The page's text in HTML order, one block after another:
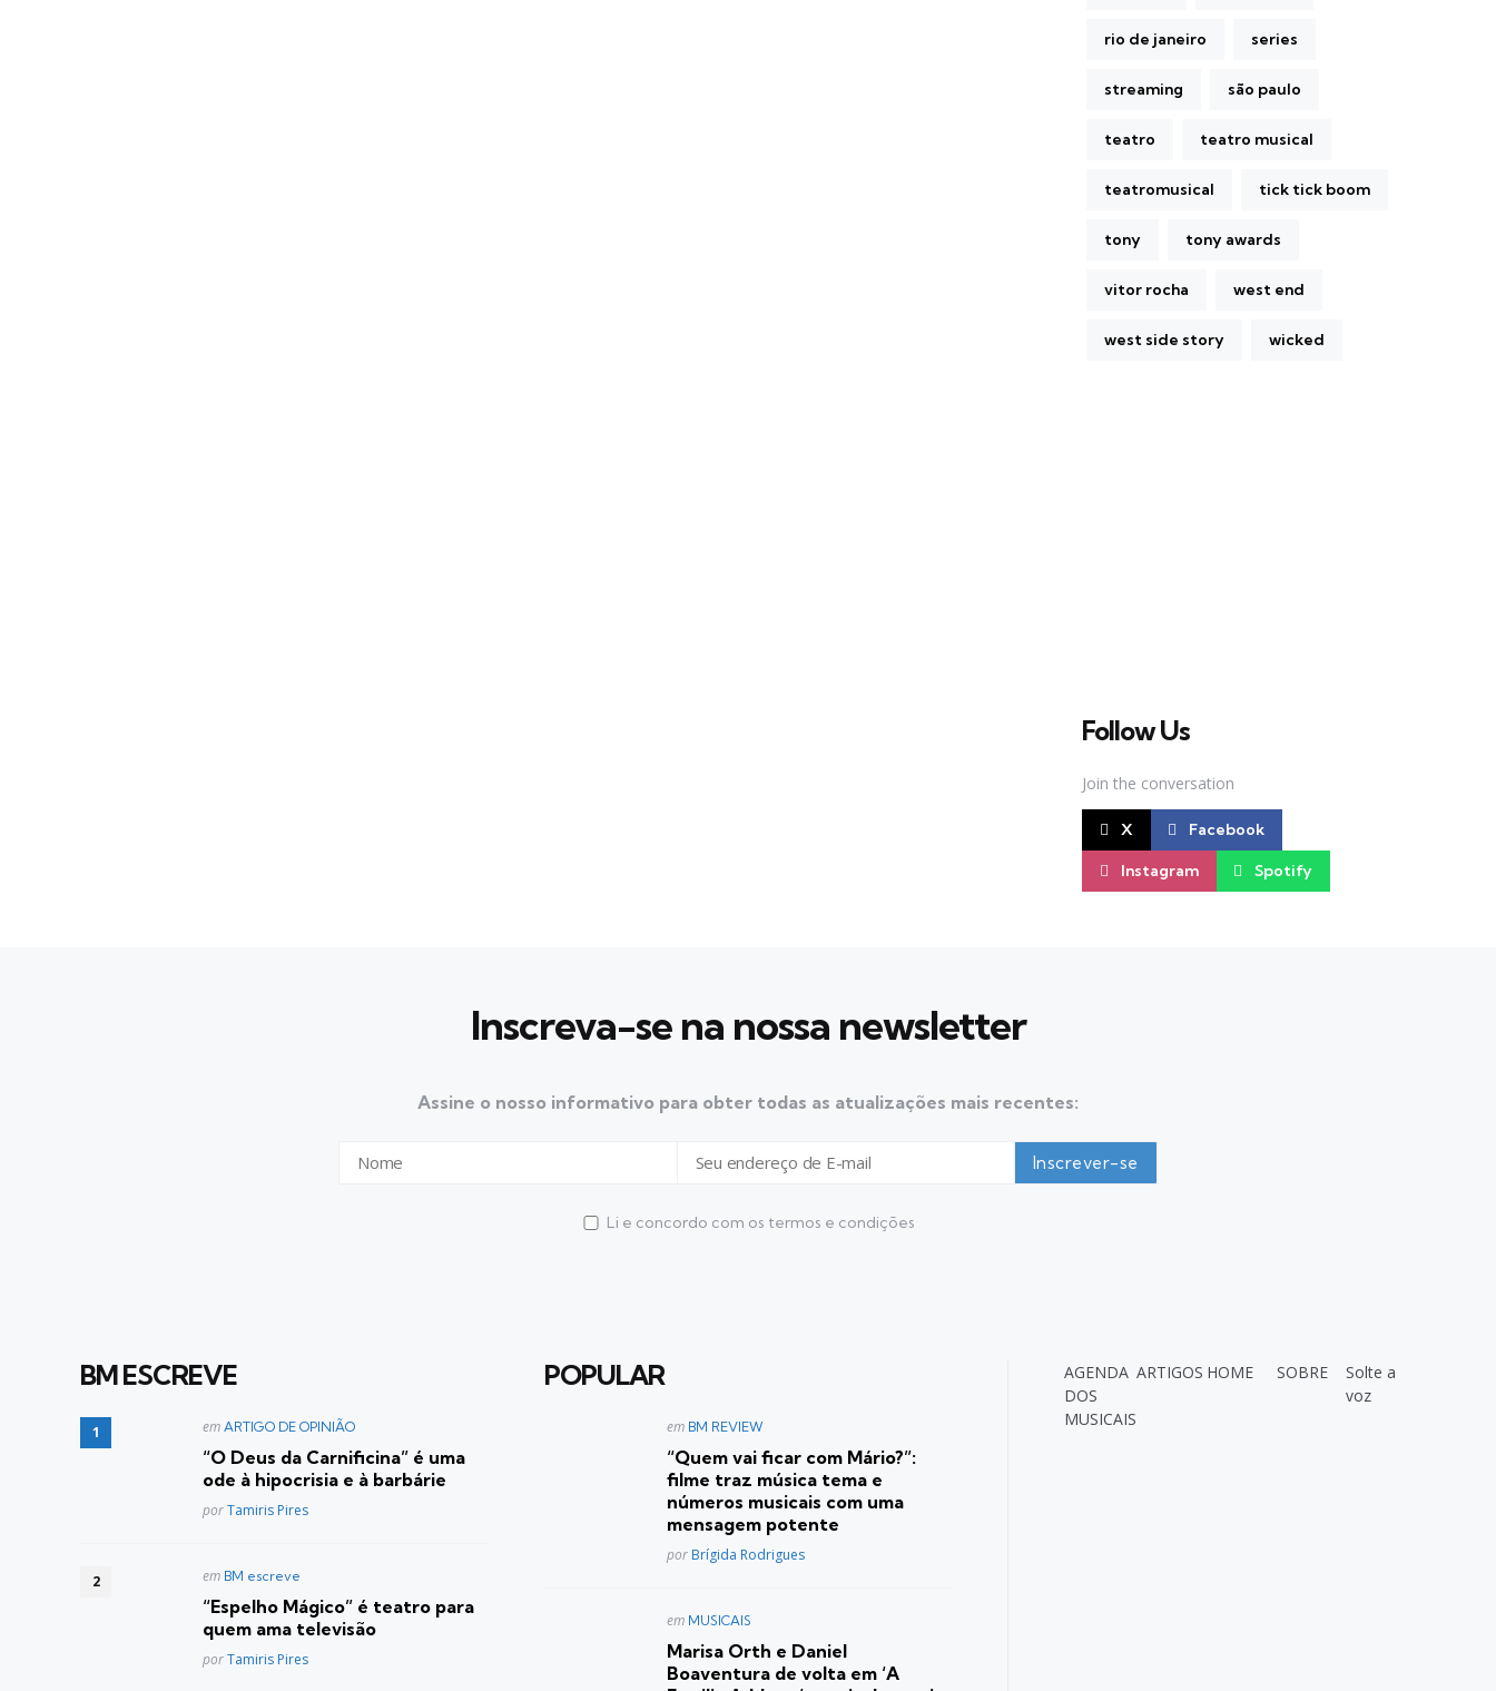
rio de janeiro series
streaming são paulo
teatro teatro musical
teatromusical tick tick boom
tony tony awards
vitor rocha west end
west side story wicked
Follow Us
Join the conversation
X Facebook
Instagram Spotify
Inscreva-se na nossa newsletter
Assine o nosso informativo para obter todas as atualizações mais recentes:
Li e concordo com os termos e condições
BM ESCREVE
Postado
em ARTIGO DE OPINIÃO
“O Deus da Carnificina” é uma
ode à hipocrisia e à barbárie
Posted
porTamiris Pires
Postado
em BM escreve
“Espelho Mágico” é teatro para
quem ama televisão
Posted
porTamiris Pires
POPULAR
Postado
em BM REVIEW
“Quem vai ficar com Mário?”:
filme traz música tema e
números musicais com uma
mensagem potente
Posted
por Brígida Rodrigues
Postado
em MUSICAIS
Marisa Orth e Daniel
Boaventura de volta em ‘A
AGENDA
DOS
MUSICAIS
ARTIGOS HOME SOBRE
Solte a
voz